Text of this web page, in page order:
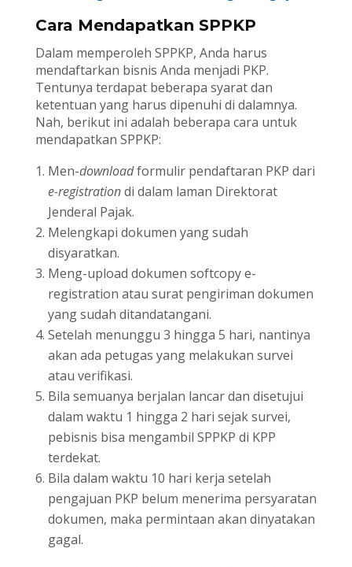
Cara Mendapatkan SPPKP
Dalam memperoleh SPPKP, Anda harus
mendaftarkan bisnis Anda menjadi PKP.
Tentunya terdapat beberapa syarat dan
ketentuan yang harus dipenuhi di dalamnya.
Nah, berikut ini adalah beberapa cara untuk
mendapatkan SPPKP:
Men-downloadformulir pendaftaran PKP dari
e-registrationdi dalam laman Direktorat
Jenderal Pajak.
Melengkapi dokumen yang sudah
disyaratkan.
Meng-upload dokumen softcopy e-
registration atau surat pengiriman dokumen
yang sudah ditandatangani.
Setelah menunggu 3 hingga 5 hari, nantinya
akan ada petugas yang melakukan survei
atau verifikasi.
Bila semuanya berjalan lancar dan disetujui
dalam waktu 1 hingga 2 hari sejak survei,
pebisnis bisa mengambil SPPKP di KPP
terdekat.
Bila dalam waktu 10 hari kerja setelah
pengajuan PKP belum menerima persyaratan
dokumen, maka permintaan akan dinyatakan
gagal.